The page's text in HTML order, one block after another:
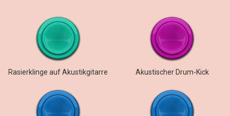
Rasierklinge auf Akustikgitarre Akustischer Drum-Kick